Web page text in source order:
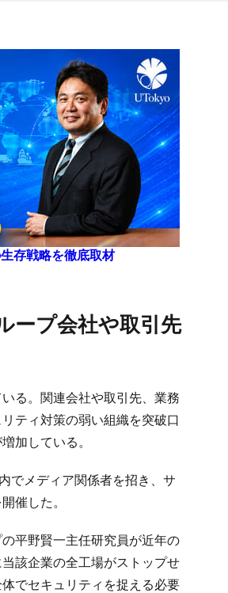
存戦略を徹底取材
る。関連会社や取引先、業務
ティ対策の弱い組織を突破口
加している。
でメディア関係者を招き、サ
催した。
平野賢一主任研究員が近年の
該企業の全工場がストップせ
でセキュリティを捉える必要